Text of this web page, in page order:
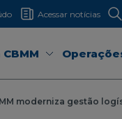
Acessar notícias
moderniza gestão